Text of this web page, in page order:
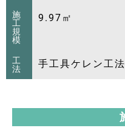
施
工
規
模
9.97㎡
工
法
手工具ケレン工法